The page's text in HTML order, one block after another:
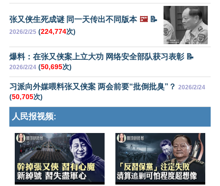
张又侠生死成谜 同一天传出不同版本 🖼️📝
2026/2/25 (224,774次)
爆料：在张又侠案上立大功 网络安全部队获习表彰 📝
2026/2/24 (50,695次)
习派向外媒喂料张又侠案 两会前要“批倒批臭”？ 2026/2/24
(50,705次)
人民报视频: